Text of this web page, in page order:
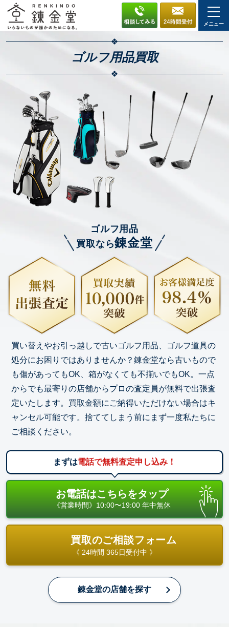
メニュー
ゴルフ用品買取
ゴルフ用品
買取なら錬金堂
買い替えやお引っ越しで古いゴルフ用品、ゴルフ道具の
処分にお困りではありませんか？錬金堂なら古いもので
も傷があってもOK、箱がなくても不揃いでもOK。一点
からでも最寄りの店舗からプロの査定員が無料で出張査
定いたします。買取金額にご納得いただけない場合はキ
ャンセル可能です。捨ててしまう前にまず一度私たちに
ご相談ください。
まずは電話で無料査定申し込み！
お電話はこちらをタップ
《営業時間》10:00〜19:00 年中無休
買取のご相談フォーム
《 24時間 365日受付中 》
錬金堂の店舗を探す